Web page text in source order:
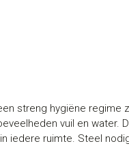
streng hygiëne regime
vuil en water.
iedere ruimte. Steel